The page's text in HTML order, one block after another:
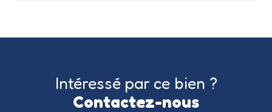
Intéressé par ce bien ?
Contactez-nous